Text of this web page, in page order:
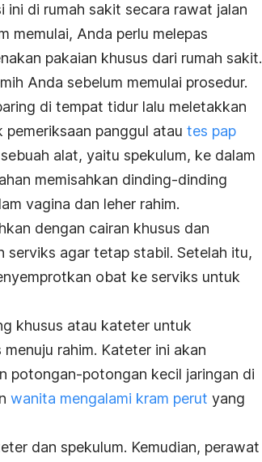
ini di rumah sakit secara rawat jalan
memulai, Anda perlu melepas
pakaian khusus dari rumah sakit.
Anda sebelum memulai prosedur.
di tempat tidur lalu meletakkan
panggul atau tes pap
alat, yaitu spekulum, ke dalam
memisahkan dinding-dinding
vagina dan leher rahim.
dengan cairan khusus dan
agar tetap stabil. Setelah itu,
obat ke serviks untuk
khusus atau kateter untuk
rahim. Kateter ini akan
potongan-potongan kecil jaringan di
wanita mengalami kram perut yang
dan spekulum. Kemudian, perawat